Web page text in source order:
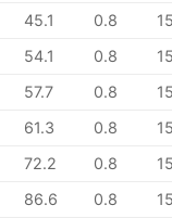
45.1 0.8
54.1 0.8
57.7 0.8
61.3 0.8
72.2 0.8
86.6 0.8